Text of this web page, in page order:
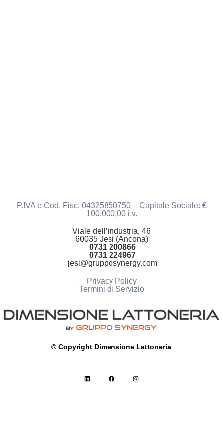
P.IVA e Cod. Fisc. 04325850750 – Capitale Sociale: €
100.000,00 i.v.
Viale dell’industria, 46
60035 Jesi (Ancona)
0731 200866
0731 224967
jesi@grupposynergy.com
Privacy Policy
Termini di Servizio
© Copyright Dimensione Lattoneria